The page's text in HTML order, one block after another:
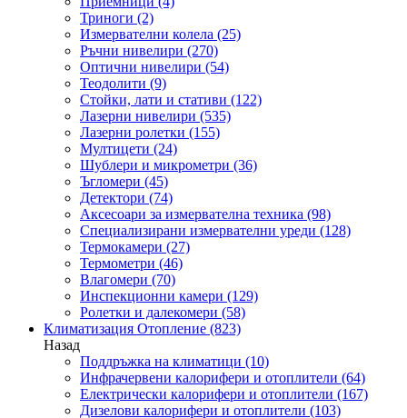
Триноги (2)
Измервателни колела (25)
Ръчни нивелири (270)
Оптични нивелири (54)
Теодолити (9)
Стойки, лати и стативи (122)
Лазерни нивелири (535)
Лазерни ролетки (155)
Мултицети (24)
Шублери и микрометри (36)
Ъгломери (45)
Детектори (74)
Аксесоари за измервателна техника (98)
Специализирани измервателни уреди (128)
Термокамери (27)
Термометри (46)
Влагомери (70)
Инспекционни камери (129)
Ролетки и далекомери (58)
Климатизация Отопление (823)
Назад
Поддръжка на климатици (10)
Инфрачервени калорифери и отоплители (64)
Електрически калорифери и отоплители (167)
Дизелови калорифери и отоплители (103)